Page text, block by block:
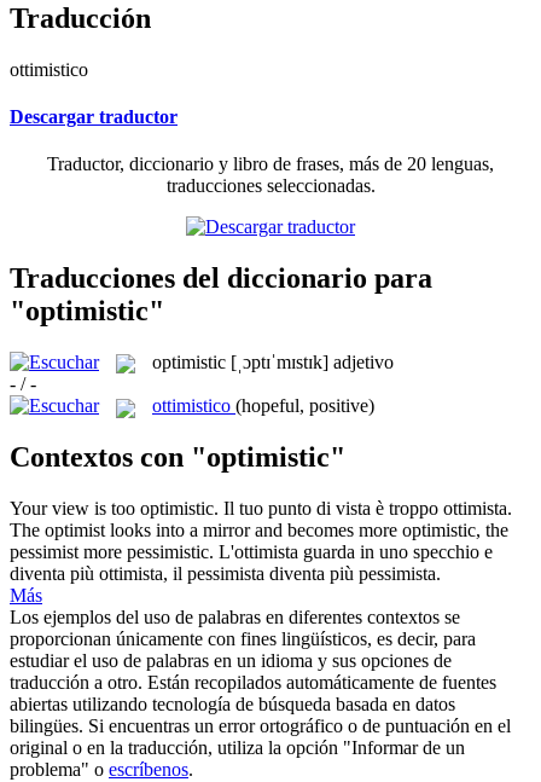
Traducción
ottimistico
Descargar traductor
Traductor, diccionario y libro de frases, más de 20 lenguas,
traducciones seleccionadas.
Traducciones del diccionario para
"optimistic"
optimistic [ˌɔptɪˈmɪstɪk] adjetivo
- / -
ottimistico (hopeful, positive)
Contextos con "optimistic"
Your view is too optimistic. Il tuo punto di vista è troppo ottimista.
The optimist looks into a mirror and becomes more optimistic, the
pessimist more pessimistic. L'ottimista guarda in uno specchio e
diventa più ottimista, il pessimista diventa più pessimista.
Más
Los ejemplos del uso de palabras en diferentes contextos se
proporcionan únicamente con fines lingüísticos, es decir, para
estudiar el uso de palabras en un idioma y sus opciones de
traducción a otro. Están recopilados automáticamente de fuentes
abiertas utilizando tecnología de búsqueda basada en datos
bilingües. Si encuentras un error ortográfico o de puntuación en el
original o en la traducción, utiliza la opción "Informar de un
problema" o escríbenos.